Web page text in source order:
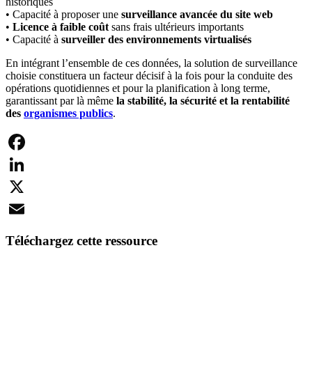
• Capacité à proposer une surveillance avancée du site web
• Licence à faible coût sans frais ultérieurs importants
• Capacité à surveiller des environnements virtualisés
En intégrant l’ensemble de ces données, la solution de surveillance
choisie constituera un facteur décisif à la fois pour la conduite des
opérations quotidiennes et pour la planification à long terme,
garantissant par là même la stabilité, la sécurité et la rentabilité
des organismes publics.
Facebook
LinkedIn
X
Téléchargez cette ressource